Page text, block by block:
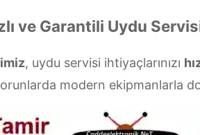
ve Garantili Uydu
, uydu servisi ihtiyaçlarınızı
modern ekipmanlarla